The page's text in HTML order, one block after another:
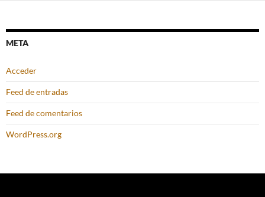
META
Acceder
Feed de entradas
Feed de comentarios
WordPress.org